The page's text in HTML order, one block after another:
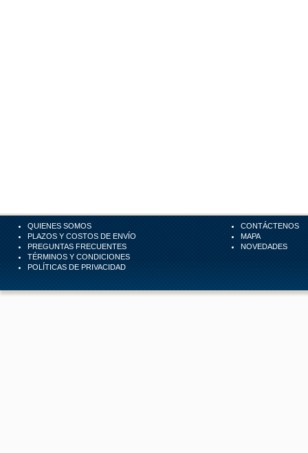
QUIENES SOMOS
PLAZOS Y COSTOS DE ENVÍO
PREGUNTAS FRECUENTES
TÉRMINOS Y CONDICIONES
POLÍTICAS DE PRIVACIDAD
CONTÁCTENOS
MAPA
NOVEDADES